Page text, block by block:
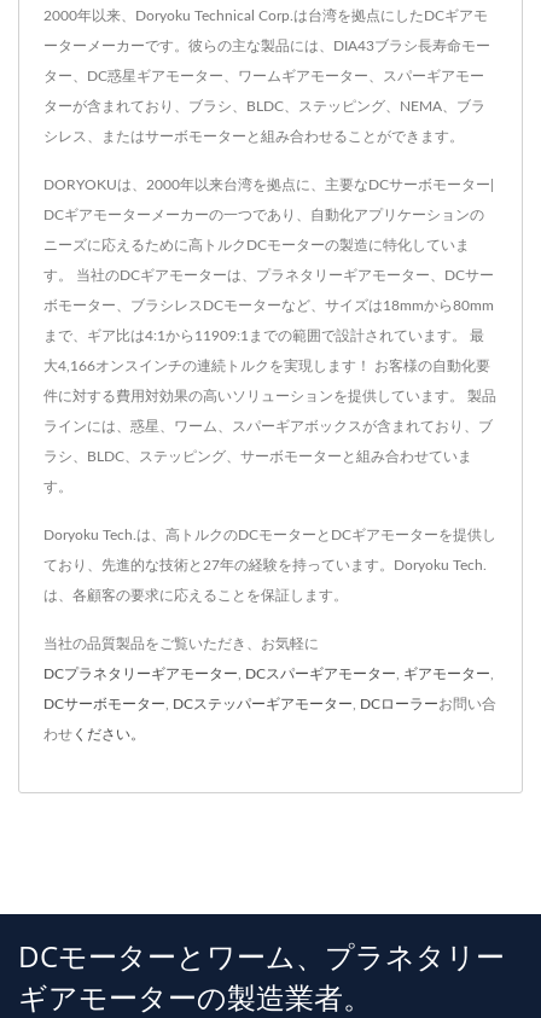
2000年以来、Doryoku Technical Corp.は台湾を拠点にしたDCギアモ
ーターメーカーです。彼らの主な製品には、DIA43ブラシ長寿命モー
ター、DC惑星ギアモーター、ワームギアモーター、スパーギアモー
ターが含まれており、ブラシ、BLDC、ステッピング、NEMA、ブラ
シレス、またはサーボモーターと組み合わせることができます。
DORYOKUは、2000年以来台湾を拠点に、主要なDCサーボモーター|
DCギアモーターメーカーの一つであり、自動化アプリケーションの
ニーズに応えるために高トルクDCモーターの製造に特化していま
す。 当社のDCギアモーターは、プラネタリーギアモーター、DCサー
ボモーター、ブラシレスDCモーターなど、サイズは18mmから80mm
まで、ギア比は4:1から11909:1までの範囲で設計されています。 最
大4,166オンスインチの連続トルクを実現します！ お客様の自動化要
件に対する費用対効果の高いソリューションを提供しています。 製品
ラインには、惑星、ワーム、スパーギアボックスが含まれており、ブ
ラシ、BLDC、ステッピング、サーボモーターと組み合わせていま
す。
Doryoku Tech.は、高トルクのDCモーターとDCギアモーターを提供し
ており、先進的な技術と27年の経験を持っています。Doryoku Tech.
は、各顧客の要求に応えることを保証します。
当社の品質製品をご覧いただき、お気軽に
DCプラネタリーギアモーター DCスパーギアモーター ギアモーター
DCサーボモーター DCステッパーギアモーター DCローラーお問い合
わせ ください。
DCモーターとワーム、プラネタリー
ギアモーターの製造業者。